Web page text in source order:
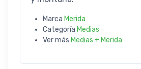
Marca Merida
Categoría Medias
Ver más Medias + Merida